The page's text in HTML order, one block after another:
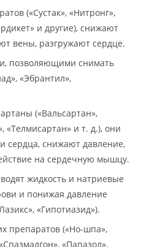
(«Сустак», «Нитронг»,
и другие), снижают
вены, разгружают сердце.
позволяющими снимать
«Эбрантил»,
(«Вальсартан»,
«Телмисартан» и т. д.), они
сердца, снижают давление,
на сердечную мышцу.
жидкость и натриевые
и понижая давление
«Гипотиазид»).
препаратов («Но-шпа»,
«Папазол»,